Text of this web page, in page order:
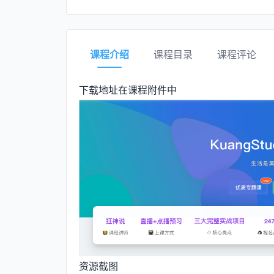
课程介绍 课程目录 课程评论
下载地址在课程附件中
资源截图